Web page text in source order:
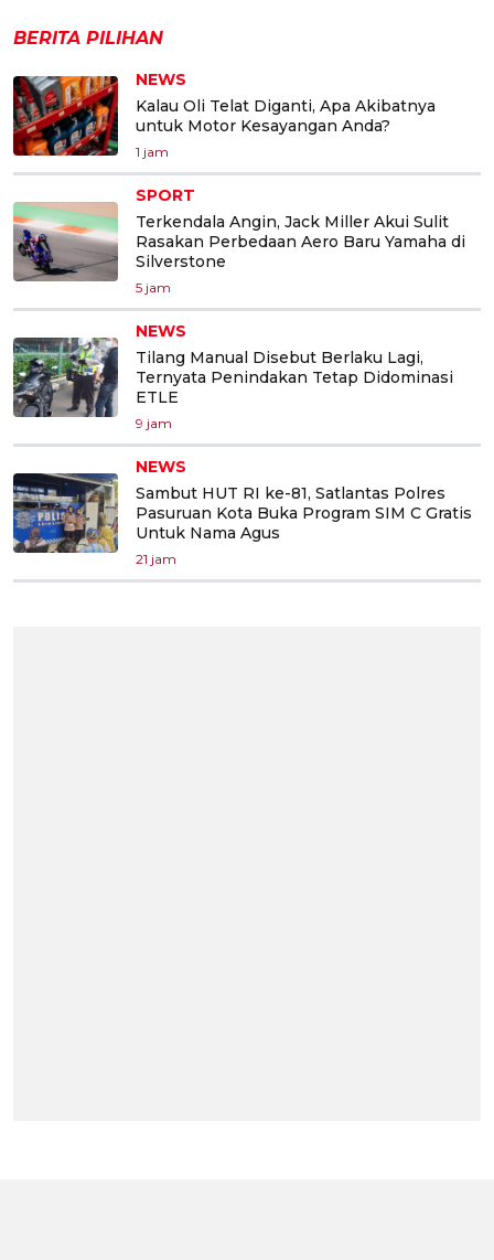
BERITA PILIHAN
NEWS
Kalau Oli Telat Diganti, Apa Akibatnya
untuk Motor Kesayangan Anda?
1 jam
SPORT
Terkendala Angin, Jack Miller Akui Sulit
Rasakan Perbedaan Aero Baru Yamaha di
Silverstone
5 jam
NEWS
Tilang Manual Disebut Berlaku Lagi,
Ternyata Penindakan Tetap Didominasi
ETLE
9 jam
NEWS
Sambut HUT RI ke-81, Satlantas Polres
Pasuruan Kota Buka Program SIM C Gratis
Untuk Nama Agus
21 jam